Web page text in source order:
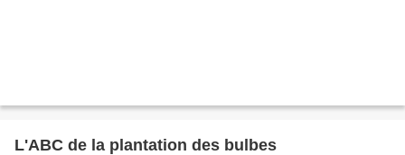
L'ABC de la plantation des bulbes